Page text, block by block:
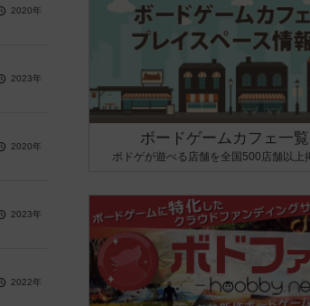
2020年
2023年
2020年
2023年
2022年
ボードゲームカフェ一覧
ボドゲが遊べる店舗を全国500店舗以上